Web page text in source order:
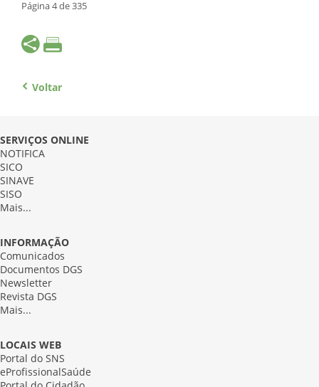
Página 4 de 335
Voltar
SERVIÇOS ONLINE
NOTIFICA
SICO
SINAVE
SISO
Mais...
INFORMAÇÃO
Comunicados
Documentos DGS
Newsletter
Revista DGS
Mais...
LOCAIS WEB
Portal do SNS
eProfissionalSaúde